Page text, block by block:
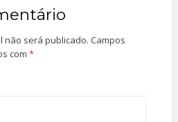
não será publicado. Campos
com *